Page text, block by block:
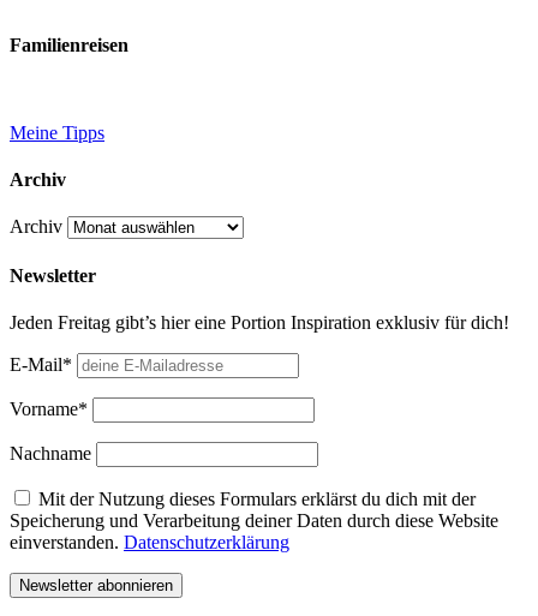
Familienreisen
Meine Tipps
Archiv
Archiv
Newsletter
Jeden Freitag gibt’s hier eine Portion Inspiration exklusiv für dich!
E-Mail*
Vorname*
Nachname
Mit der Nutzung dieses Formulars erklärst du dich mit der
Speicherung und Verarbeitung deiner Daten durch diese Website
einverstanden. Datenschutzerklärung